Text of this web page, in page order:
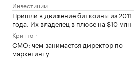
Инвестиции
Пришли в движение биткоины из 2011
года. Их владелец в плюсе на $10 млн
Крипто
CMO: чем занимается директор по
маркетингу